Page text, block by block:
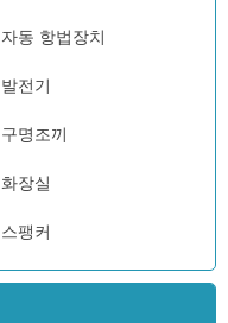
자동 항법장치
발전기
구명조끼
화장실
스팽커